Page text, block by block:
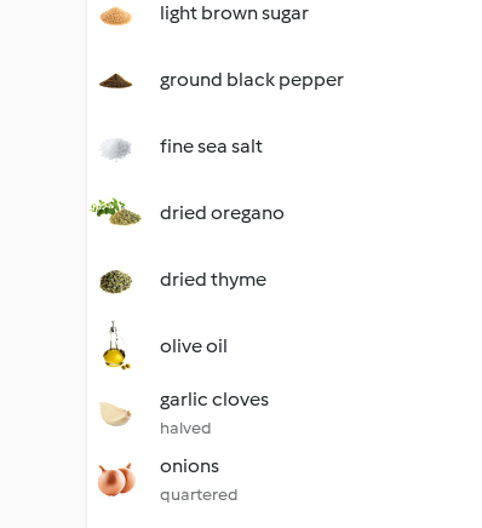
light brown sugar
ground black pepper
fine sea salt
dried oregano
dried thyme
olive oil
garlic cloves
halved
onions
quartered